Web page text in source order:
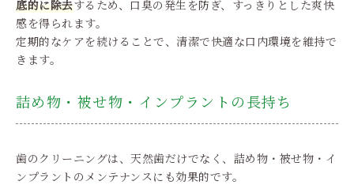
底的に除去するため、口臭の発生を防ぎ、すっきりとした爽快
感を得られます。
定期的なケアを続けることで、清潔で快適な口内環境を維持で
きます。
詰め物・被せ物・インプラントの長持ち
歯のクリーニングは、天然歯だけでなく、詰め物・被せ物・イ
ンプラントのメンテナンスにも効果的です。